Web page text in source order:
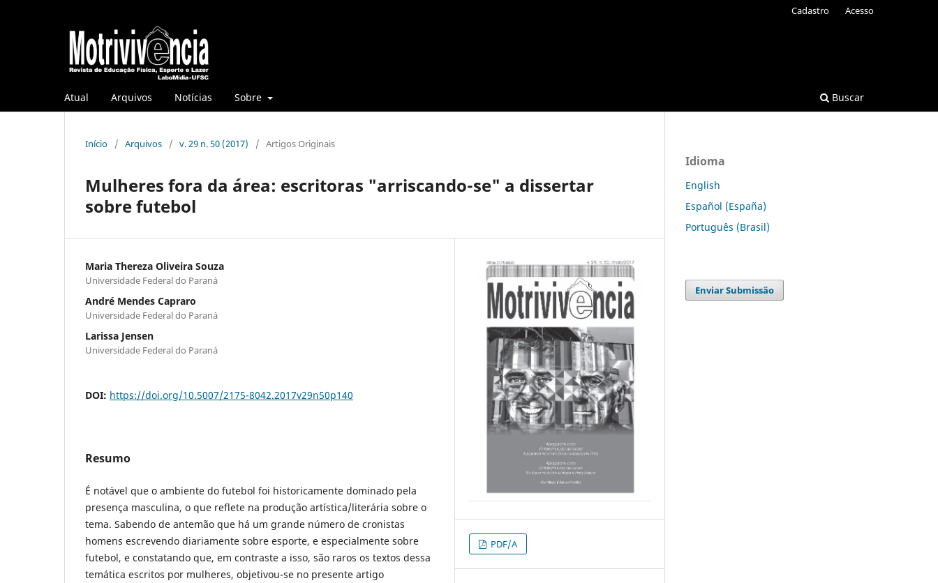
Atual Arquivos Notícias Sobre Buscar
Cadastro Acesso
Início / Arquivos / v. 29 n. 50 (2017) / Artigos Originais
Mulheres fora da área: escritoras "arriscando-se" a dissertar
sobre futebol
Maria Thereza Oliveira Souza
Universidade Federal do Paraná
André Mendes Capraro
Universidade Federal do Paraná
Larissa Jensen
Universidade Federal do Paraná
DOI: https://doi.org/10.5007/2175-8042.2017v29n50p140
Resumo
É notável que o ambiente do futebol foi historicamente dominado pela
presença masculina, o que reflete na produção artística/literária sobre o
tema. Sabendo de antemão que há um grande número de cronistas
homens escrevendo diariamente sobre esporte, e especialmente sobre
futebol, e constatando que, em contraste a isso, são raros os textos dessa
temática escritos por mulheres, objetivou-se no presente artigo
PDF/A
Idioma
English
Español (España)
Português (Brasil)
Enviar Submissão